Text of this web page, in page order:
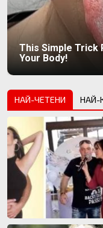
This Simple Trick
Your Body!
НАЙ-ЧЕТЕНИ НАЙ-